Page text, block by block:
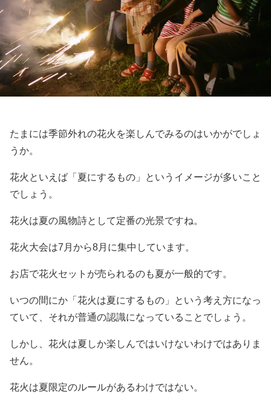
たまには季節外れの花火を楽しんでみるのはいかがでしょ
うか。
花火といえば「夏にするもの」というイメージが多いこと
でしょう。
花火は夏の風物詩として定番の光景ですね。
花火大会は7月から8月に集中しています。
お店で花火セットが売られるのも夏が一般的です。
いつの間にか「花火は夏にするもの」という考え方になっ
ていて、それが普通の認識になっていることでしょう。
しかし、花火は夏しか楽しんではいけないわけではありま
せん。
花火は夏限定のルールがあるわけではない。